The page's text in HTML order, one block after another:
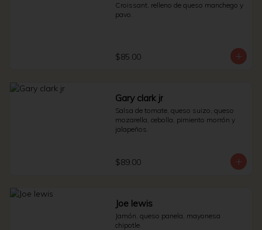
Croissant, relleno de queso manchego y
pavo.
$85.00
Gary clark jr
Salsa de tomate, queso suizo, queso
mozarella, cebolla, pimiento morrón y
jalapeños.
$89.00
Joe lewis
Jamón, queso panela, mayonesa
chipotle.